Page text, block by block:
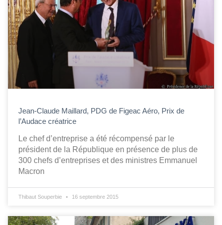
Jean-Claude Maillard, PDG de Figeac Aéro, Prix de
l’Audace créatrice
Le chef d’entreprise a été récompensé par le
président de la République en présence de plus de
300 chefs d’entreprises et des ministres Emmanuel
Macron
Thibaut Souperbie 16 septembre 2015